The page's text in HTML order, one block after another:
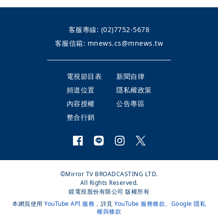
客服專線: (02)7752-5678
客服信箱: mnews.cs@mnews.tw
電視節目表
新聞自律
頻道位置
隱私權政策
內容授權
公告專區
整合行銷
©Mirror TV BROADCASTING LTD.
All Rights Reserved.
鏡電視股份有限公司 版權所有
本網頁使用 YouTube API 服務 ，詳見 YouTube 服務條款、 Google 隱私
權與條款